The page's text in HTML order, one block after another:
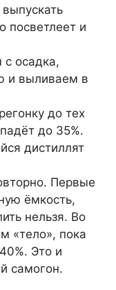
посветлеет и
с осадка,
и выливаем в
до тех
до 35%.
дистиллят
Первые
ёмкость,
нельзя. Во
«тело», пока
Это и
самогон.